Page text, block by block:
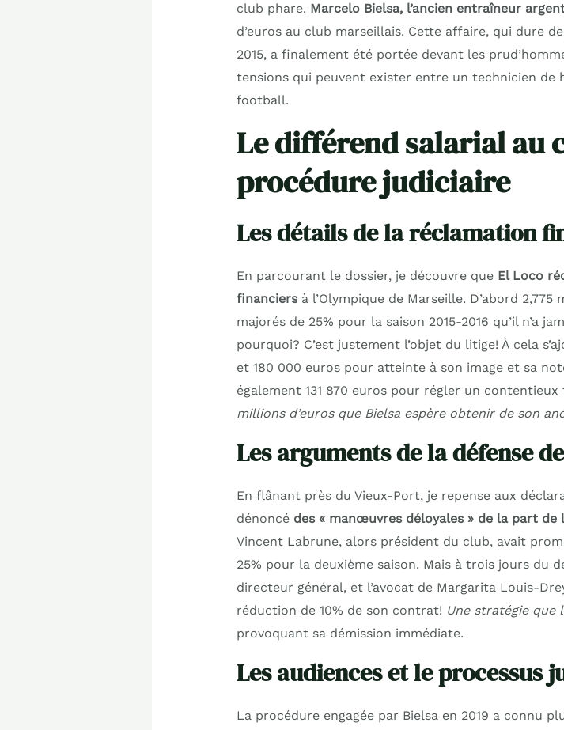
club phare. Marcelo Bielsa, l’ancien entraîneur
d’euros au club marseillais. Cette affaire, qui dure
2015, a finalement été portée devant les
tensions qui peuvent exister entre un technicien de
football.
Le différend salarial au
procédure judiciaire
Les détails de la réclamation
En parcourant le dossier, je découvre que El Loco
financiersà l’Olympique de Marseille. D’abord
majorés de 25% pour la saison 2015-2016 qu’il n’a
pourquoi? C’est justement l’objet du litige! À cela
et 180 000 euros pour atteinte à son image et sa
également 131 870 euros pour régler un contentieux
millions d’euros que Bielsa espère obtenir de son
Les arguments de la défense
En flânant près du Vieux-Port, je repense aux
dénoncé des « manœuvres déloyales » de la part
Vincent Labrune, alors président du club, avait
25% pour la deuxième saison. Mais à trois jours du
directeur général, et l’avocat de Margarita Louis-
réduction de 10% de son contrat! Une stratégie que
provoquant sa démission immédiate.
Les audiences et le processus
La procédure engagée par Bielsa en 2019 a connu